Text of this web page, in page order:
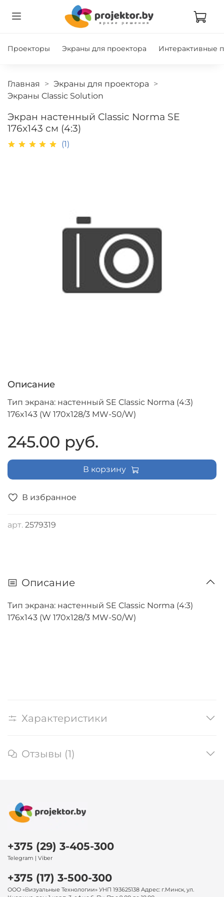
Проекторы Экраны для проектора Интерактивные
Главная
Экраны для проектора
Экраны Classic Solution
Экран настенный Classic Norma SE
176x143 см (4:3)
(1)
В избранное
арт. 2579319
Описание
Тип экрана: настенный SE Classic Norma (4:3)
176x143 (W 170x128/3 MW-S0/W)
245.00 руб.
В корзину
Описание
Тип экрана: настенный SE Classic Norma (4:3)
176x143 (W 170x128/3 MW-S0/W)
Характеристики
Отзывы (1)
+375 (29) 3-405-300
Telegram | Viber
+375 (17) 3-500-300
ООО «Визуальные Технологии» УНП 193625138 Адрес: г.Минск, ул.